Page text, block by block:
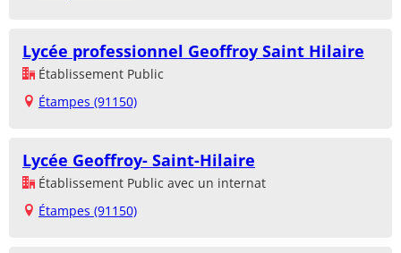
Lycée professionnel Geoffroy Saint Hilaire
Établissement Public
Étampes (91150)
Lycée Geoffroy- Saint-Hilaire
Établissement Public avec un internat
Étampes (91150)